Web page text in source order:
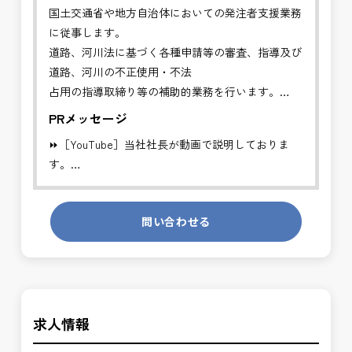
国土交通省や地方自治体においての発注者支援業務
に従事します。
道路、河川法に基づく各種申請等の審査、指導及び
道路、河川の不正使用・不法
占用の指導取締り等の補助的業務を行います。
より適切な道路、河川利用を推進することを目的と
する業務です。
※基本的に、土日祝祭日は、休日となります。
＊受注が多く、増員募集しております。
か？
PRメッセージ
⏩［YouTube］当社社長が動画で説明しておりま
す。
https://youtube.com/channel/
発注者側の立場で業務を行う、やりがいのあるお仕
事です。
長期的にお仕事が出来る方を募集しております。
✅ストレスのない、上下関係を気にしなくてもよい
職場環境
問い合わせる
求人情報